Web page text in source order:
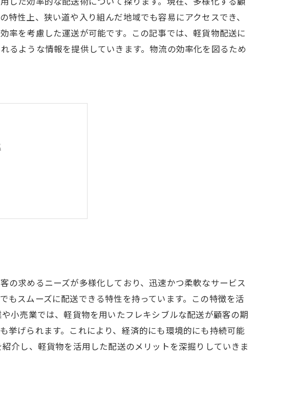
性上、狭い道や入り組んだ地域でも容易にアクセスでき、
率を考慮した運送が可能です。この記事では、軽貨物配送に
るような情報を提供していきます。物流の効率化を図るため
化
の求めるニーズが多様化しており、迅速かつ柔軟なサービス
スムーズに配送できる特性を持っています。この特徴を活
小売業では、軽貨物を用いたフレキシブルな配送が顧客の期
挙げられます。これにより、経済的にも環境的にも持続可能
介し、軽貨物を活用した配送のメリットを深掘りしていきま